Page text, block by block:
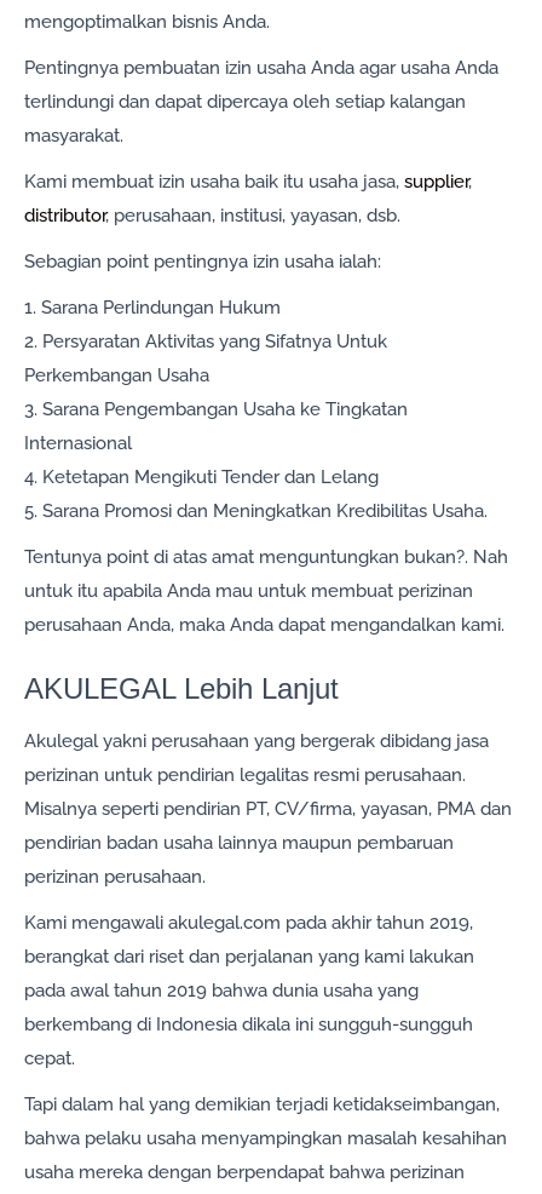
mengoptimalkan bisnis Anda.
Pentingnya pembuatan izin usaha Anda agar usaha Anda
terlindungi dan dapat dipercaya oleh setiap kalangan
masyarakat.
Kami membuat izin usaha baik itu usaha jasa, supplier,
distributor, perusahaan, institusi, yayasan, dsb.
Sebagian point pentingnya izin usaha ialah:
1. Sarana Perlindungan Hukum
2. Persyaratan Aktivitas yang Sifatnya Untuk
Perkembangan Usaha
3. Sarana Pengembangan Usaha ke Tingkatan
Internasional
4. Ketetapan Mengikuti Tender dan Lelang
5. Sarana Promosi dan Meningkatkan Kredibilitas Usaha.
Tentunya point di atas amat menguntungkan bukan?. Nah
untuk itu apabila Anda mau untuk membuat perizinan
perusahaan Anda, maka Anda dapat mengandalkan kami.
AKULEGAL Lebih Lanjut
Akulegal yakni perusahaan yang bergerak dibidang jasa
perizinan untuk pendirian legalitas resmi perusahaan.
Misalnya seperti pendirian PT, CV/firma, yayasan, PMA dan
pendirian badan usaha lainnya maupun pembaruan
perizinan perusahaan.
Kami mengawali akulegal.com pada akhir tahun 2019,
berangkat dari riset dan perjalanan yang kami lakukan
pada awal tahun 2019 bahwa dunia usaha yang
berkembang di Indonesia dikala ini sungguh-sungguh
cepat.
Tapi dalam hal yang demikian terjadi ketidakseimbangan,
bahwa pelaku usaha menyampingkan masalah kesahihan
usaha mereka dengan berpendapat bahwa perizinan